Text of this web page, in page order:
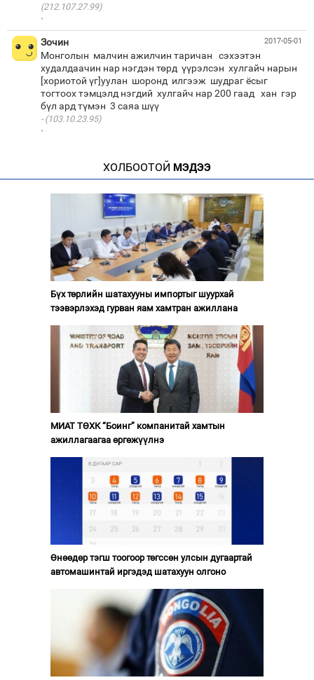
(212.107.27.99)
·
2017-05-01
Зочин
Монголын малчин ажилчин таричан сэхээтэн
худалдаачин нар нэгдэн төрд үүрэлсэн хулгайч нарын
[хориотой үг]уулан шоронд илгээж шудраг ёсыг
тогтоох тэмцэлд нэгдий хулгайч нар 200 гаад хан гэр
(103.10.23.95)
·
ХОЛБООТОЙ МЭДЭЭ
Бүх төрлийн шатахууны импортыг шуурхай
тээвэрлэхэд гурван яам хамтран ажиллана
МИАТ ТӨХК “Боинг” компанитай хамтын
ажиллагаагаа өргөжүүлнэ
Өнөөдөр тэгш тоогоор төгссөн улсын дугаартай
автомашинтай иргэдэд шатахуун олгоно